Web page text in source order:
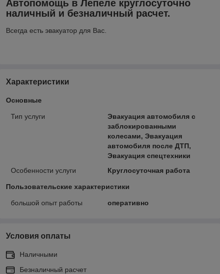
Автопомощь в Лепеле круглосуточно
наличный и безналичный расчет.
Всегда есть эвакуатор для Вас.
Характеристики
Основные
Тип услуги
Эвакуация автомобиля с
заблокированными
колесами, Эвакуация
автомобиля после ДТП,
Эвакуация спецтехники
Особенности услуги
Круглосуточная работа
Пользовательские характеристики
большой опыт работы оперативно
Условия оплаты
Наличными
Безналичный расчет